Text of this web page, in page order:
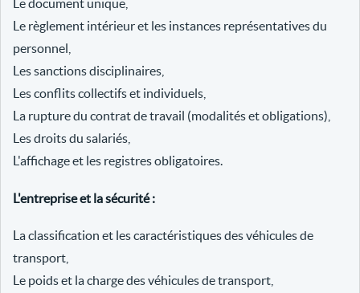
Le document unique,
Le règlement intérieur et les instances représentatives du
personnel,
Les sanctions disciplinaires,
Les conflits collectifs et individuels,
La rupture du contrat de travail (modalités et obligations),
Les droits du salariés,
L'affichage et les registres obligatoires.
L'entreprise et la sécurité :
La classification et les caractéristiques des véhicules de
transport,
Le poids et la charge des véhicules de transport,